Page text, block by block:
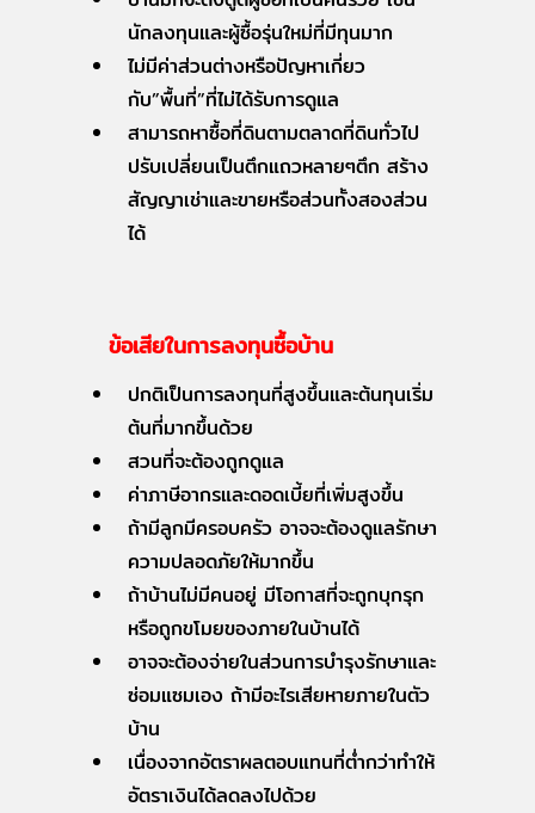
นักลงทุนและผู้ซื้อรุ่นใหม่ที่มีทุนมาก
ไม่มีค่าส่วนต่างหรือปัญหาเกี่ยว
กับ”พื้นที่”ที่ไม่ได้รับการดูแล
สามารถหาซื้อที่ดินตามตลาดที่ดินทั่วไป
ปรับเปลี่ยนเป็นตึกแถวหลายๆตึก สร้าง
สัญญาเช่าและขายหรือส่วนทั้งสองส่วน
ได้
ข้อเสียในการลงทุนซื้อบ้าน
ปกติเป็นการลงทุนที่สูงขึ้นและต้นทุนเริ่ม
ต้นที่มากขึ้นด้วย
สวนที่จะต้องถูกดูแล
ค่าภาษีอากรและดอดเบี้ยที่เพิ่มสูงขึ้น
ถ้ามีลูกมีครอบครัว อาจจะต้องดูแลรักษา
ความปลอดภัยให้มากขึ้น
ถ้าบ้านไม่มีคนอยู่ มีโอกาสที่จะถูกบุกรุก
หรือถูกขโมยของภายในบ้านได้
อาจจะต้องจ่ายในส่วนการบำรุงรักษาและ
ซ่อมแซมเอง ถ้ามีอะไรเสียหายภายในตัว
บ้าน
เนื่องจากอัตราผลตอบแทนที่ต่ำกว่าทำให้
อัตราเงินได้ลดลงไปด้วย